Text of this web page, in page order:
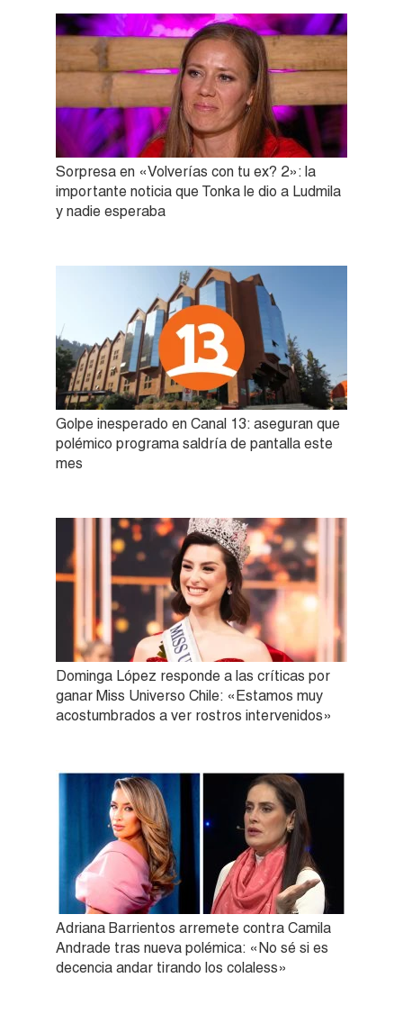
Sorpresa en «Volverías con tu ex? 2»: la
importante noticia que Tonka le dio a Ludmila
y nadie esperaba
Golpe inesperado en Canal 13: aseguran que
polémico programa saldría de pantalla este
mes
Dominga López responde a las críticas por
ganar Miss Universo Chile: «Estamos muy
acostumbrados a ver rostros intervenidos»
Adriana Barrientos arremete contra Camila
Andrade tras nueva polémica: «No sé si es
decencia andar tirando los colaless»